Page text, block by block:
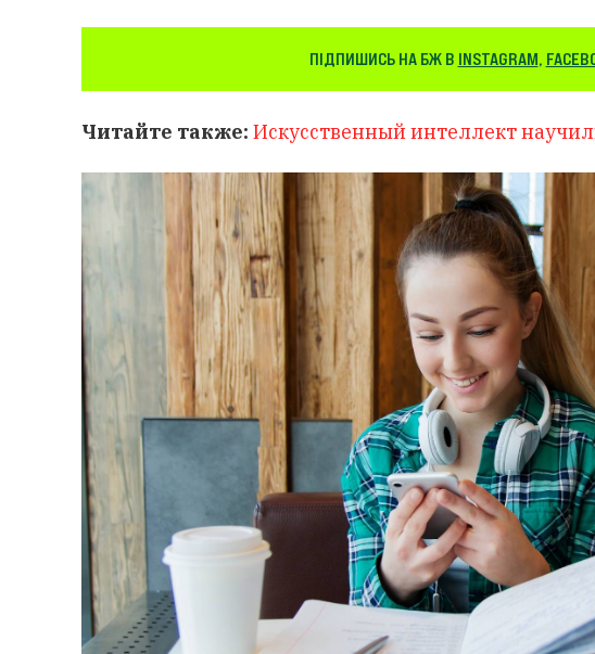
ПІДПИШИСЬ НА БЖ В INSTAGRAM,
Читайте также: Искусственный интеллект